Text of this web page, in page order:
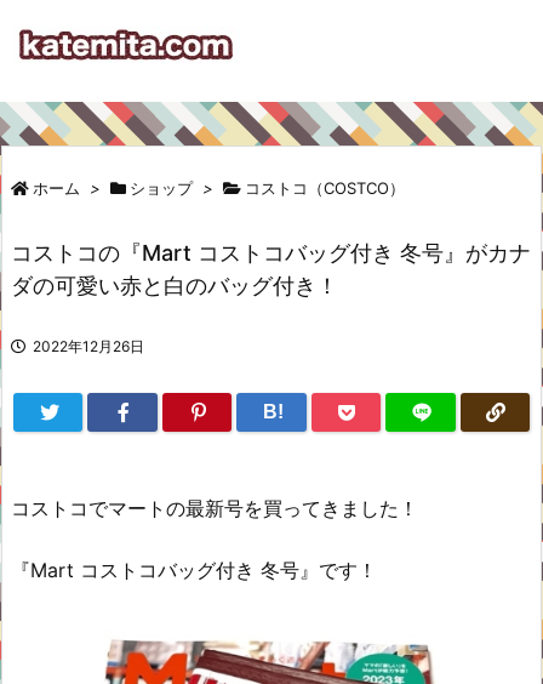
ホーム > ショップ > コストコ（COSTCO）
コストコの『Mart コストコバッグ付き 冬号』がカナ
ダの可愛い赤と白のバッグ付き！
2022年12月26日
B!
コストコでマートの最新号を買ってきました！
『Mart コストコバッグ付き 冬号』です！